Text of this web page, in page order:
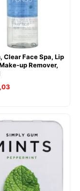
Clear Face Spa, Lip
up Remover,